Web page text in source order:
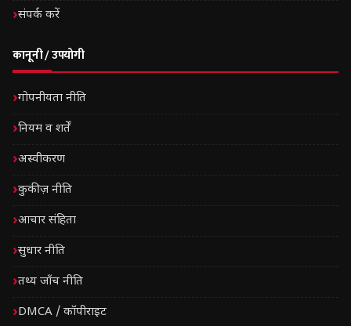
संपर्क करें
कानूनी / उपयोगी
गोपनीयता नीति
नियम व शर्तें
अस्वीकरण
कुकीज़ नीति
आचार संहिता
सुधार नीति
तथ्य जाँच नीति
DMCA / कॉपीराइट